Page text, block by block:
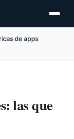
de apps
las que